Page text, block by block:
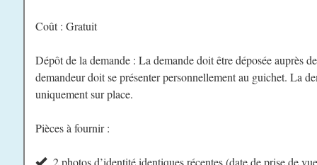
Coût : Gratuit
Dépôt de la demande : La demande doit être déposée auprès
demandeur doit se présenter personnellement au guichet. La
uniquement sur place.
Pièces à fournir :
2 photos d’identité identiques récentes (date de prise de